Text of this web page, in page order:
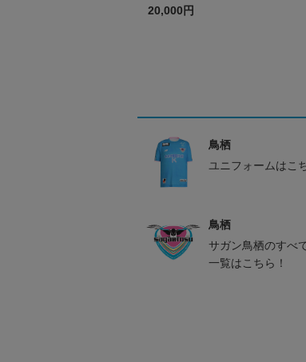
20,000円
鳥栖
ユニフォームはこ
鳥栖
サガン鳥栖のすべ
一覧はこちら！